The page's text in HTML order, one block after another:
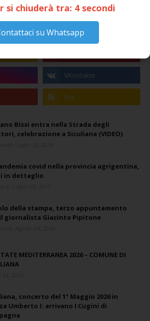
si chiuderà tra: 4secondi
su Whatsapp
Bissi entra nella Strada degli
celebrazione a Siculiana (VIDEO)
covid nella provincia agrigentina,
in dettaglio
della stampa, terzo appuntamento
giornalista Giacinto Pipitone
MEDITERRANEA 2026 – COMUNE DI
concerto del 1° Maggio 2026 in
Umberto I: arrivano I Cugini di